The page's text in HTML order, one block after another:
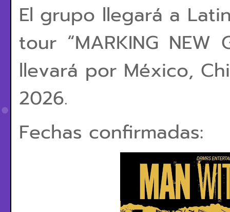
El grupo llegará a
tour “MARKING
llevará por México,
2026.
Fechas confirmadas: